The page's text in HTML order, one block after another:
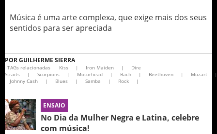
Música é uma arte complexa, que exige mais dos seus
sentidos para ser apreciada
PORGUILHERME SIERRA
TAGs relacionadas Kiss | Iron Maiden |
Dire
Straits
| Scorpions | Motorhead | Bach | Beethoven | Mozart
|
Johnny Cash
| Blues | Samba | Rock |
ENSAIO
No Dia da Mulher Negra e Latina, celebre
com música!